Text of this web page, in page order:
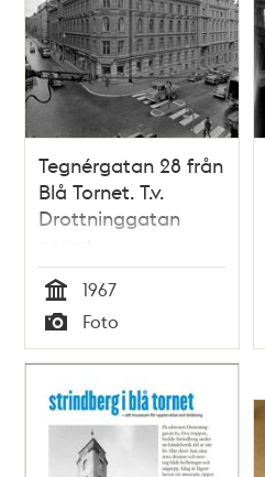
Tegnérgatan 28 från
Blå Tornet. T.v.
Drottninggatan
Tid
1967
Typ
Foto